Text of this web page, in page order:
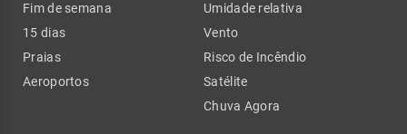
Fim de semana
15 dias
Praias
Aeroportos
Umidade relativa
Vento
Risco de Incêndio
Satélite
Chuva Agora